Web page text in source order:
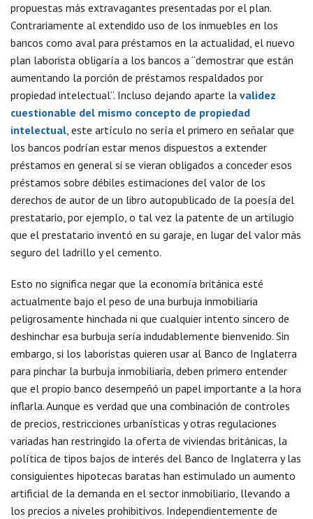
propuestas más extravagantes presentadas por el plan.
Contrariamente al extendido uso de los inmuebles en los
bancos como aval para préstamos en la actualidad, el nuevo
plan laborista obligaría a los bancos a “demostrar que están
aumentando la porción de préstamos respaldados por
propiedad intelectual”. Incluso dejando aparte la validez
cuestionable del mismo concepto de propiedad
intelectual, este artículo no sería el primero en señalar que
los bancos podrían estar menos dispuestos a extender
préstamos en general si se vieran obligados a conceder esos
préstamos sobre débiles estimaciones del valor de los
derechos de autor de un libro autopublicado de la poesía del
prestatario, por ejemplo, o tal vez la patente de un artilugio
que el prestatario inventó en su garaje, en lugar del valor más
seguro del ladrillo y el cemento.
Esto no significa negar que la economía británica esté
actualmente bajo el peso de una burbuja inmobiliaria
peligrosamente hinchada ni que cualquier intento sincero de
deshinchar esa burbuja sería indudablemente bienvenido. Sin
embargo, si los laboristas quieren usar al Banco de Inglaterra
para pinchar la burbuja inmobiliaria, deben primero entender
que el propio banco desempeñó un papel importante a la hora
inflarla. Aunque es verdad que una combinación de controles
de precios, restricciones urbanísticas y otras regulaciones
variadas han restringido la oferta de viviendas británicas, la
política de tipos bajos de interés del Banco de Inglaterra y las
consiguientes hipotecas baratas han estimulado un aumento
artificial de la demanda en el sector inmobiliario, llevando a
los precios a niveles prohibitivos. Independientemente de